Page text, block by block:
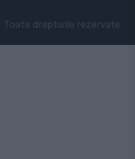
Toate drepturile rezervate